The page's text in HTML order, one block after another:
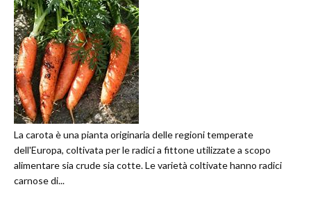
La carota è una pianta originaria delle regioni temperate
dell'Europa, coltivata per le radici a fittone utilizzate a scopo
alimentare sia crude sia cotte. Le varietà coltivate hanno radici
carnose di...